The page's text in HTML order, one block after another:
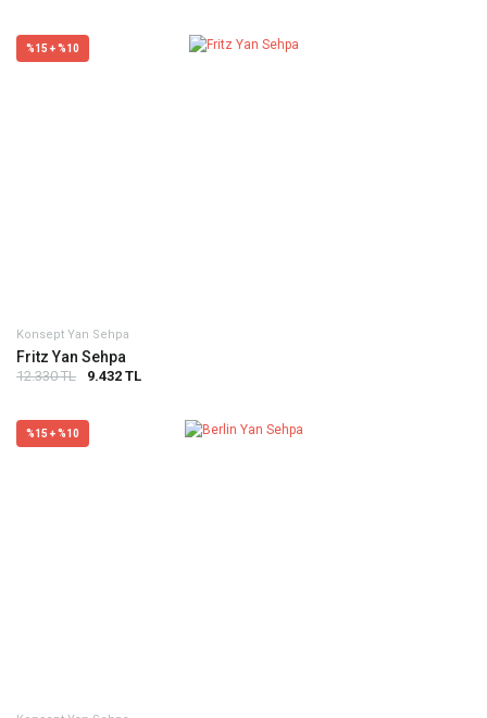
%15 + %10
Konsept Yan Sehpa
Fritz Yan Sehpa
12.330 TL 9.432 TL
%15 + %10